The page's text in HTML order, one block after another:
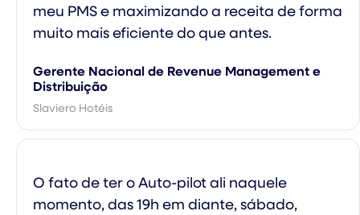
meu PMS e maximizando a receita de forma
muito mais eficiente do que antes.
Gerente Nacional de Revenue Management e
Distribuição
Slaviero Hotéis
O fato de ter o Auto-pilot ali naquele
momento, das 19h em diante, sábado,